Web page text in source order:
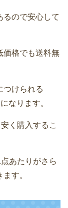
るので安心して
価格でも送料無
つけられる
なります。
く購入するこ
あたりがさら
す。